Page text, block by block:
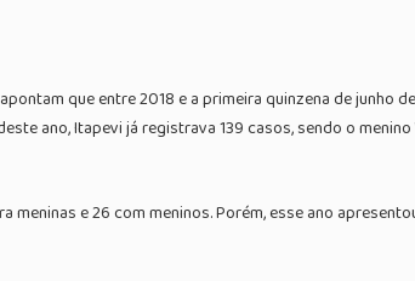
que entre 2018 e a primeira quinzena de junho
ano, Itapevi já registrava 139 casos, sendo o
e 26 com meninos. Porém, esse ano